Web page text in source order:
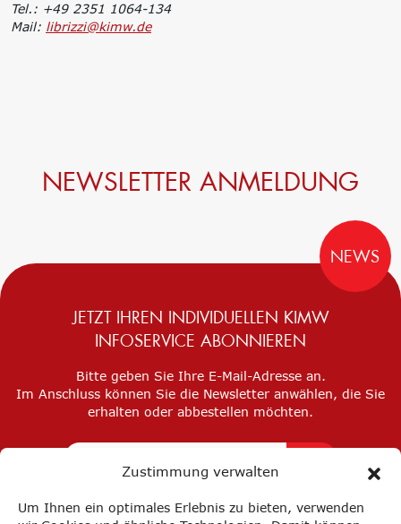
Zustimmung verwalten
Um Ihnen ein optimales Erlebnis zu bieten, verwenden
Tel.: +49 2351 1064-134
Mail: librizzi@kimw.de
NEWSLETTER ANMELDUNG
NEWS
JETZT IHREN INDIVIDUELLEN KIMW
INFOSERVICE ABONNIEREN
Bitte geben Sie Ihre E-Mail-Adresse an.
Im Anschluss können Sie die Newsletter anwählen, die Sie
erhalten oder abbestellen möchten.